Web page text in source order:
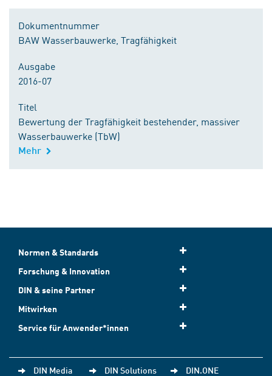
Dokumentnummer
BAW Wasserbauwerke, Tragfähigkeit
Ausgabe
2016-07
Titel
Bewertung der Tragfähigkeit bestehender, massiver
Wasserbauwerke (TbW)
Mehr
Normen & Standards
Forschung & Innovation
DIN & seine Partner
Mitwirken
Service für Anwender*innen
DIN Media DIN Solutions DIN.ONE